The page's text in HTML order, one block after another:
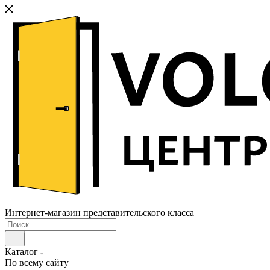
Интернет-магазин представительского класса
Каталог
По всему сайту